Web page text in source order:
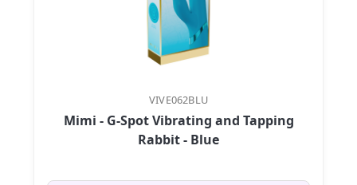
VIVE062BLU
Mimi - G-Spot Vibrating and Tapping
Rabbit - Blue